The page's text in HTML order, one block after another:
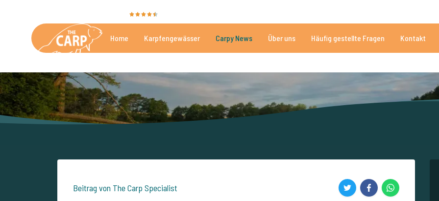
Home Karpfengewässer Carpy News Über uns Häufig gestellte Fragen Kontakt
Beitrag von The Carp Specialist